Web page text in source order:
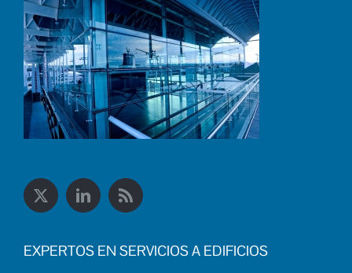
EXPERTOS EN SERVICIOS A EDIFICIOS